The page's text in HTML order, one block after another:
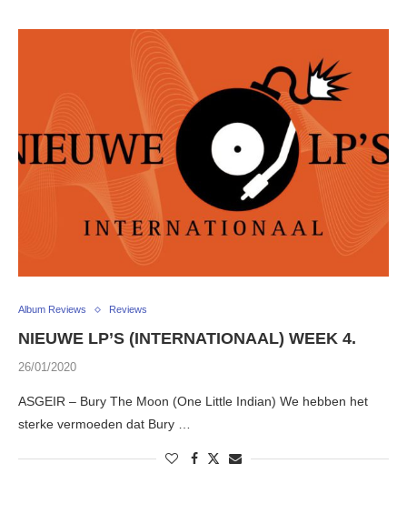
Album Reviews Reviews
NIEUWE LP’S (INTERNATIONAAL) WEEK 4.
26/01/2020
ASGEIR – Bury The Moon (One Little Indian) We hebben het
sterke vermoeden dat Bury …